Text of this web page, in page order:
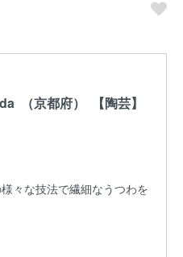
（京都府） 【陶芸】
々な技法で繊細なうつわを